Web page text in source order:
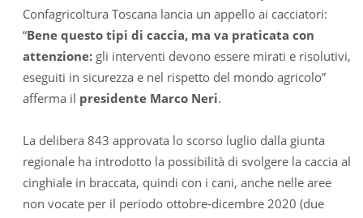
Confagricoltura Toscana lancia un appello ai cacciatori:
“Bene questo tipi di caccia, ma va praticata con
attenzione: gli interventi devono essere mirati e risolutivi,
eseguiti in sicurezza e nel rispetto del mondo agricolo”
afferma il presidente Marco Neri.
La delibera 843 approvata lo scorso luglio dalla giunta
regionale ha introdotto la possibilità di svolgere la caccia al
cinghiale in braccata, quindi con i cani, anche nelle aree
non vocate per il periodo ottobre-dicembre 2020 (due